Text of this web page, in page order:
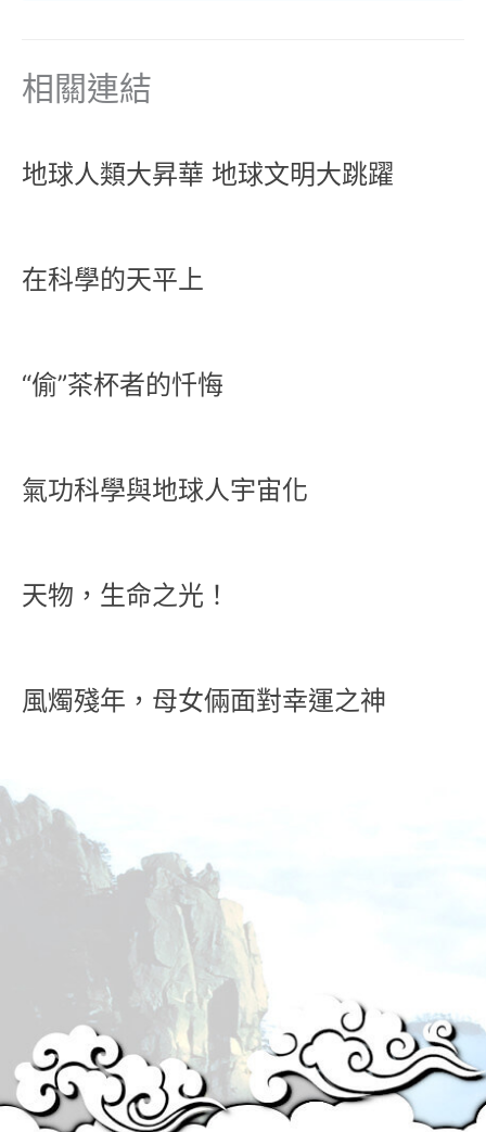
相關連結
地球人類大昇華 地球文明大跳躍
在科學的天平上
“偷”茶杯者的忏悔
氣功科學與地球人宇宙化
天物，生命之光！
風燭殘年，母女倆面對幸運之神